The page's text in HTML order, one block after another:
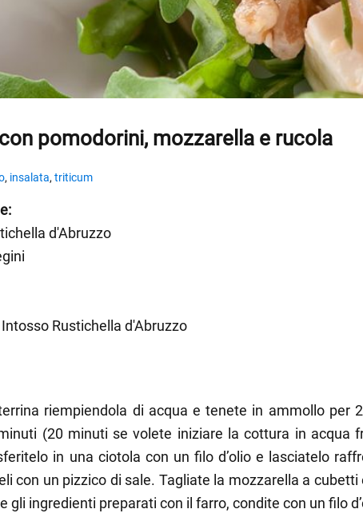
pomodorini, mozzarella e rucola
, insalata, triticum
d'Abruzzo
Rustichella d'Abruzzo
riempiendola di acqua e tenete in ammollo per
(20 minuti se volete iniziare la cottura in acqua
in una ciotola con un filo d’olio e lasciatelo
con un pizzico di sale. Tagliate la mozzarella a
gli ingredienti preparati con il farro, condite con un filo